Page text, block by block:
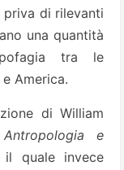
priva di rilevanti
una quantità
tra le
America.
di William
e
quale invece